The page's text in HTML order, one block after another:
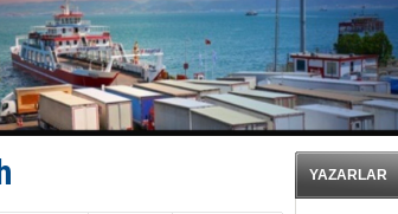
gemide mahsur kaldı!
Karadeniz'de yeni sevkiyat taleplerini durdurdu
katıldı
gemi inşa yan sanayinin sorunlarını tartıştı
TL'lik tekne projesinde karar çıktı
cankurtaran ihalesini BlueForge kazandı
Tersanesi EYDEP’te A sertifikası alan ilk tersane oldu
YAZARLAR